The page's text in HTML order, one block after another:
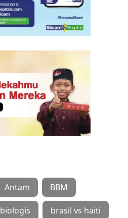
Antam BBM
biologis brasil vs haiti